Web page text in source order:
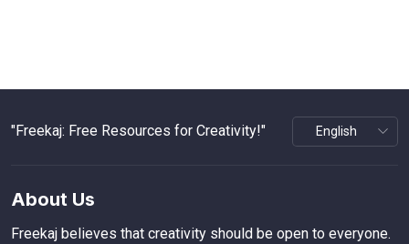
"Freekaj: Free Resources for Creativity!"
About Us
Freekaj believes that creativity should be open to everyone.